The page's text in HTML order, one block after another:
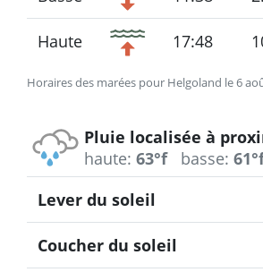
Horaires des marées pour Helgoland le 6
Haute 17:48
Pluie localisée à
haute: 63°f basse:
Lever du soleil
Coucher du soleil